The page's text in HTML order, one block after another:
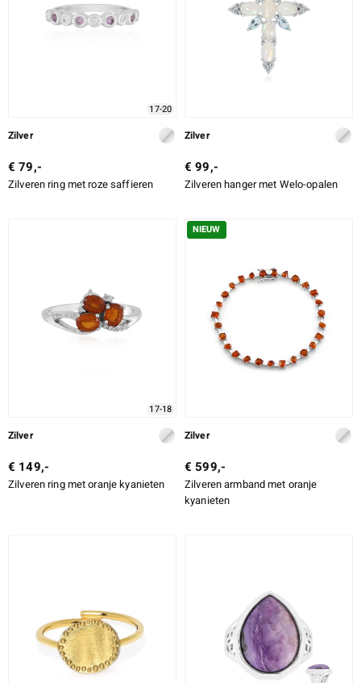
17-20
Zilver
€ 79,-
Zilveren ring met roze saffieren
Zilver
€ 99,-
Zilveren hanger met Welo-opalen
17-18
Zilver
€ 149,-
Zilveren ring met oranje kyanieten
NIEUW
Zilver
€ 599,-
Zilveren armband met oranje
kyanieten